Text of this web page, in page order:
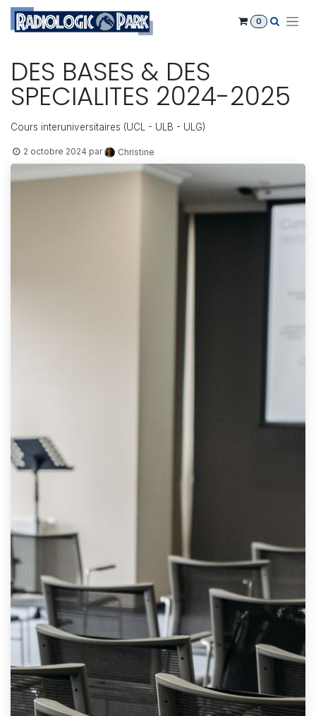
Se rendre au contenu
0
DES BASES & DES
SPECIALITES 2024-2025
Cours interuniversitaires (UCL - ULB - ULG)
2 octobre 2024 par Christine